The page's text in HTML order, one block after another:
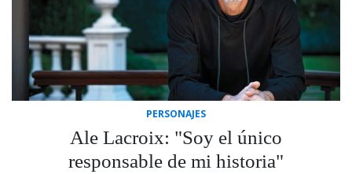
PERSONAJES
Ale Lacroix: "Soy el único
responsable de mi historia"